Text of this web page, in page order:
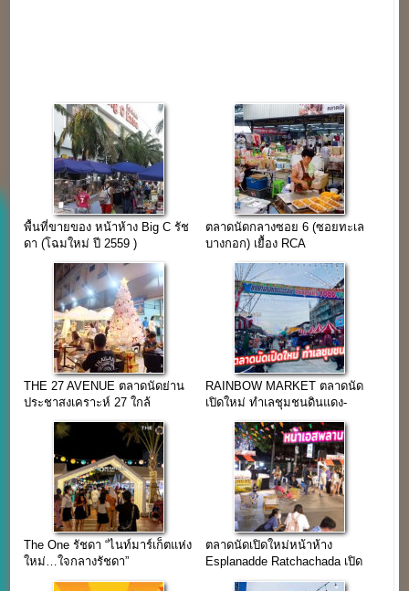
พื้นที่ขายของ หน้าห้าง Big C รัช
ดา (โฉมใหม่ ปี 2559 )
ตลาดนัดกลางซอย 6 (ซอยทะเล
บางกอก) เยื้อง RCA
THE 27 AVENUE ตลาดนัดย่าน
ประชาสงเคราะห์ 27 ใกล้
RAINBOW MARKET ตลาดนัด
เปิดใหม่ ทำเลชุมชนดินแดง-
The One รัชดา “ไนท์มาร์เก็ตแห่ง
ใหม่…ใจกลางรัชดา”
ตลาดนัดเปิดใหม่หน้าห้าง
Esplanadde Ratchachada เปิด